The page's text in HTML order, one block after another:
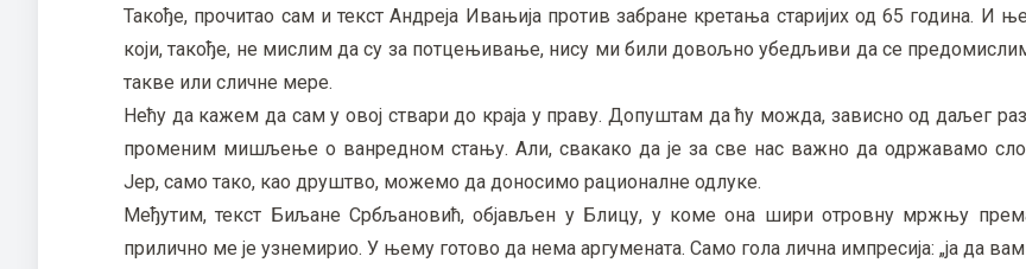
Такође, прочитао сам и текст Андреја Ивањија против забране кретања старијих од 65 година. И
који, такође, не мислим да су за потцењивање, нису ми били довољно убедљиви да се
такве или сличне мере.
Нећу да кажем да сам у овој ствари до краја у праву. Допуштам да ћу можда, зависно од даљег
променим мишљење о ванредном стању. Али, свакако да је за све нас важно да одржавамо
Јер, само тако, као друштво, можемо да доносимо рационалне одлуке.
Међутим, текст Биљане Србљановић, објављен у Блицу, у коме она шири отровну мржњу
прилично ме је узнемирио. У њему готово да нема аргумената. Само гола лична импресија: „ја да